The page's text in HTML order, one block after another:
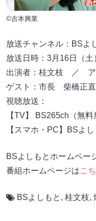
©吉本興業
放送チャンネル：BSよ
放送日時：3月16日（
出演者：桂文枝 ／ ア
ゲスト：市長 柴橋正直
視聴放送：
【TV】 BS265ch（無料
【スマホ・PC】BSよ
BSよしもとホームペー
番組ホームページはこ
BSよしもと , 桂文枝,